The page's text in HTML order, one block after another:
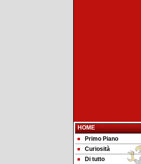
HOME
Primo Piano
Curiosità
Di tutto